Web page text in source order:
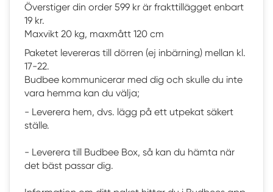
Överstiger din order 599 kr är frakttillägget enbart
19 kr.
Maxvikt 20 kg, maxmått 120 cm
Paketet levereras till dörren (ej inbärning) mellan kl.
17-22.
Budbee kommunicerar med dig och skulle du inte
vara hemma kan du välja;
- Leverera hem, dvs. lägg på ett utpekat säkert
ställe.
- Leverera till Budbee Box, så kan du hämta när
det bäst passar dig.